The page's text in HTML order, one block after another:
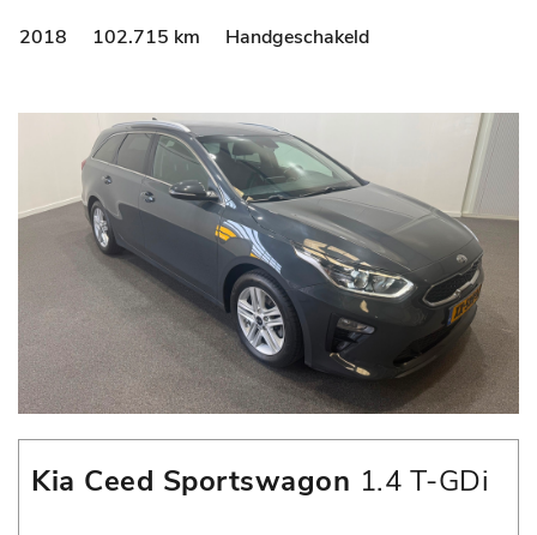
2018
102.715 km Handgeschakeld
Kia Ceed Sportswagon 1.4 T-GDi